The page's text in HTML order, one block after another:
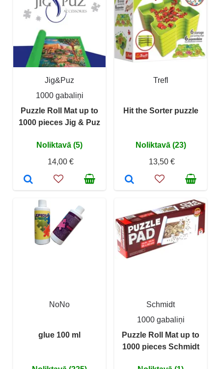
Jig&Puz
1000 gabaliņi
Puzzle Roll Mat up to
1000 pieces Jig & Puz
Noliktavā (5)
14,00 €
Trefl
Hit the Sorter puzzle
Noliktavā (23)
13,50 €
NoNo
glue 100 ml
Schmidt
1000 gabaliņi
Puzzle Roll Mat up to
1000 pieces Schmidt